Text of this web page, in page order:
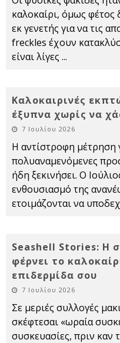
καλοκαίρι, όμως φέτος
εκ γενετής για να τις
freckles έχουν
είναι λίγες ...
Kαλοκαιρινές
έξυπνα χωρίς να
7 Ιουλίου 2026
Η αντίστροφη μέτρηση
πολυαναμενόμενες
ήδη ξεκινήσει. Ο
ενθουσιασμό της
ετοιμάζονται να
Seashell Stories: Η
φέρνει το
επιδερμίδα σου
7 Ιουλίου 2026
Σε μεριές συλλογές
σκέφτεσαι «ωραία
συσκευασίες, πριν καν